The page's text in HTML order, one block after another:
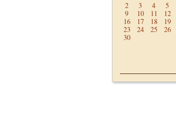
2
3 4 5
9
10 11 12
16
17 18 19
23
24 25 26
30